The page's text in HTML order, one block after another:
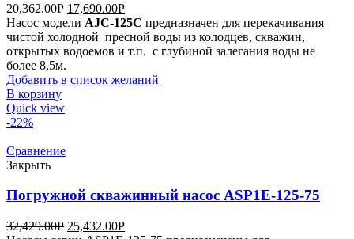
20,362.00Р 17,690.00Р
Насос модели AJC-125С предназначен для перекачивания
чистой холодной пресной воды из колодцев, скважин,
открытых водоемов и т.п. с глубиной залегания воды не
более 8,5м.
Добавить в список желаний
В корзину
Quick view
-22%
Сравнение
Закрыть
Погружной скважинный насос ASP1Е-125-75
32,429.00Р 25,432.00Р